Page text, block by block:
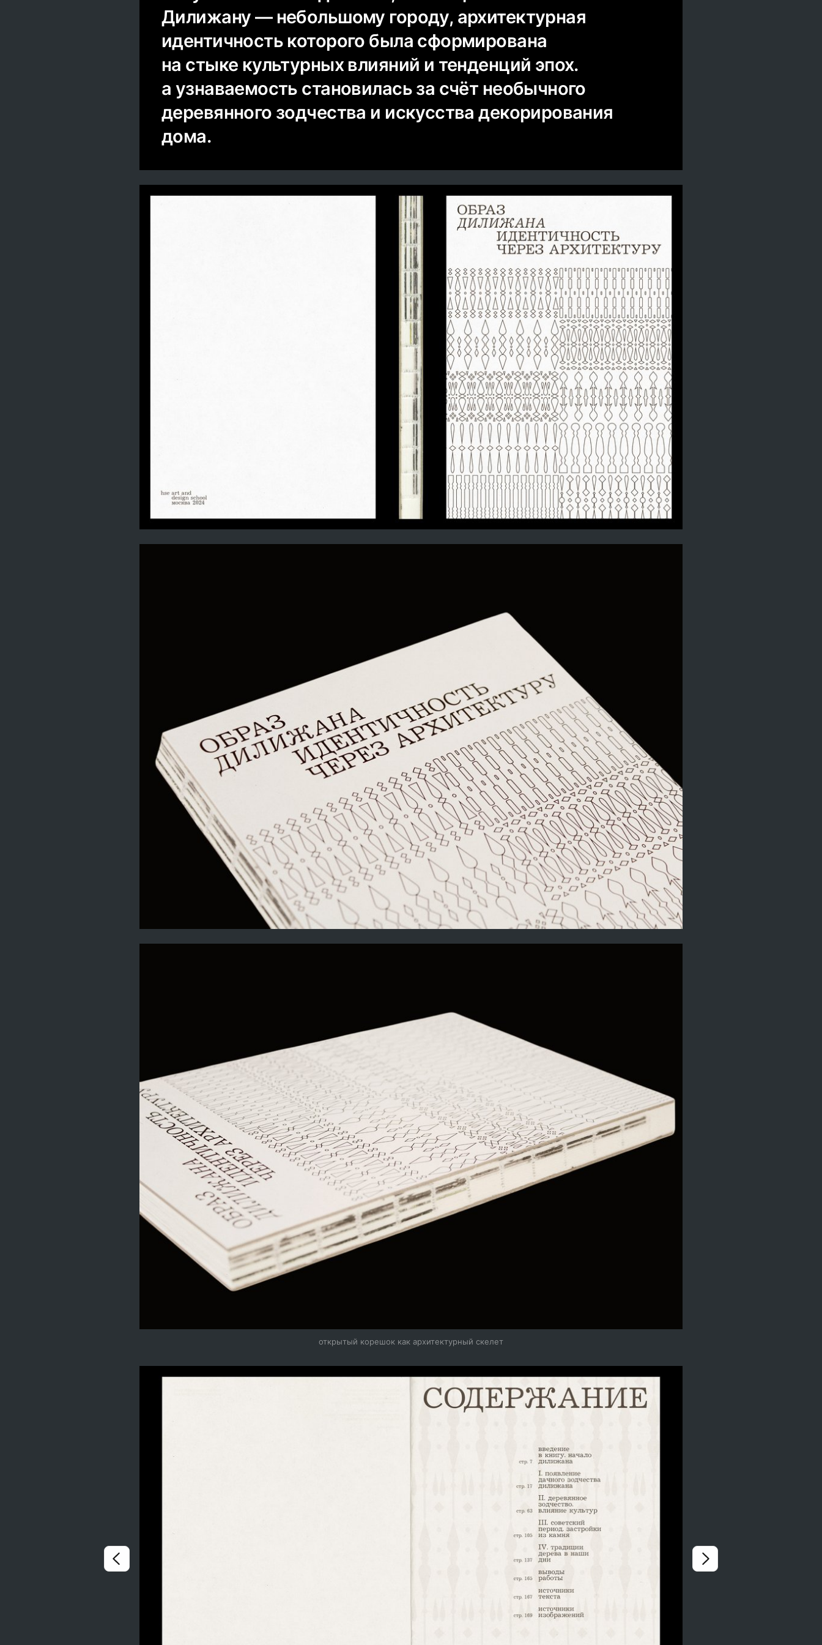
Дилижану — небольшому городу, архитектурная
идентичность которого была сформирована
на стыке культурных влияний и тенденций эпох.
а узнаваемость становилась за счёт необычного
деревянного зодчества и искусства декорирования
дома.
открытый корешок как архитектурный скелет